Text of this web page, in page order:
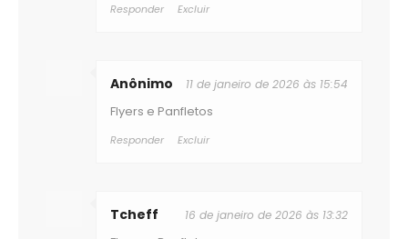
Responder Excluir
Anônimo 11 de janeiro de 2026 às 15:54
Flyers e Panfletos
Responder Excluir
Tcheff 16 de janeiro de 2026 às 13:32